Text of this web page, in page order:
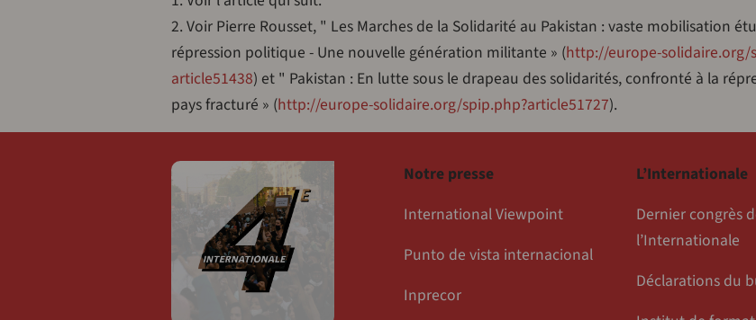
2. Voir Pierre Rousset, " Les Marches de la Solidarité au Pakistan : vaste mobilisation
répression politique - Une nouvelle génération militante » (http://europe-solidaire.org/
article51438) et " Pakistan : En lutte sous le drapeau des solidarités, confronté à la
pays fracturé » (http://europe-solidaire.org/spip.php?article51727).
Notre presse
International Viewpoint
Punto de vista internacional
Inprecor
L’Internationale
Dernier congrès
l’Internationale
Déclarations du